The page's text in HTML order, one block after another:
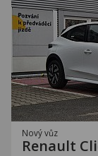
Nový vůz
Renault